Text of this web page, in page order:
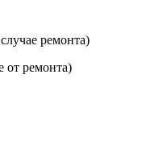
ремонта)
от ремонта)